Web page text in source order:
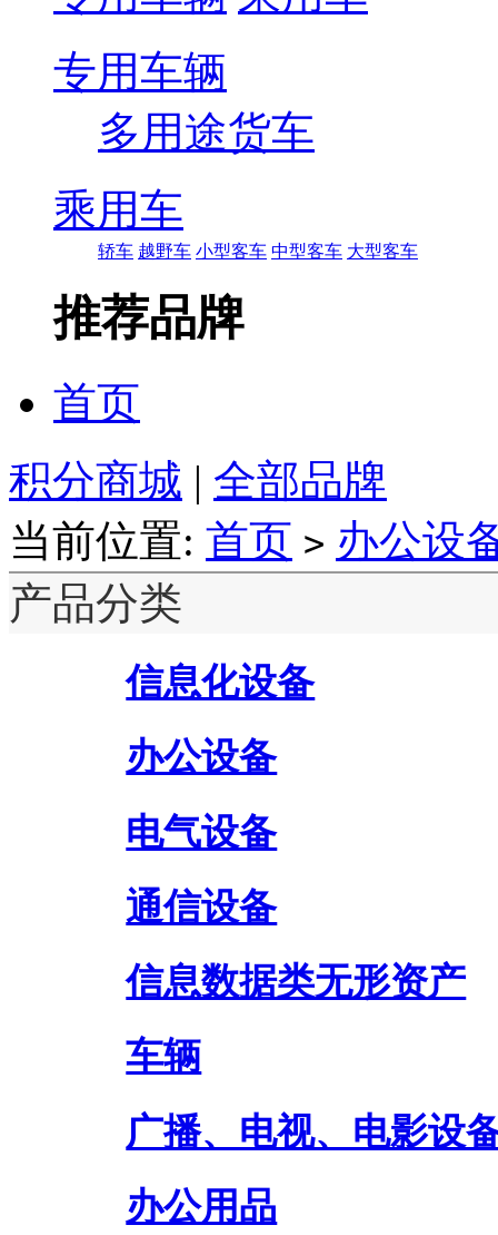
专用车辆
多用途货车
乘用车
轿车 越野车 小型客车 中型客车 大型客车
推荐品牌
首页
积分商城 | 全部品牌
当前位置: 首页 > 办公设
产品分类
信息化设备
办公设备
电气设备
通信设备
信息数据类无形资产
车辆
广播、电视、电影设
办公用品